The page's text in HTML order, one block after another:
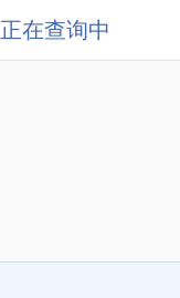
正在查询中